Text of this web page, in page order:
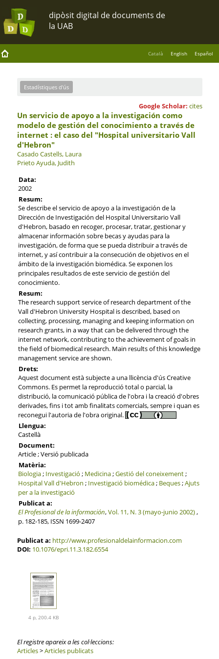
Català English Español
Estadístiques d'ús
Google Scholar: cites
Un servicio de apoyo a la investigación como
modelo de gestión del conocimiento a través de
internet : el caso del "Hospital universitario Vall
d'Hebron"
Casado Castells, Laura
Prieto Ayuda, Judith
Data:
2002
Resum:
Se describe el servicio de apoyo a la investigación de la
Dirección de Investigación del Hospital Universitario Vall
d'Hebron, basado en recoger, procesar, tratar, gestionar y
almacenar información sobre becas y ayudas para la
investigación, de forma que se pueda distribuir a través de
internet, y así contribuir a la consecución de objetivos en el
ámbito de la investigación biomédica. Se exponen los
principales resultados de este servicio de gestión del
conocimiento.
Resum:
The research support service of research department of the
Vall d'Hebron University Hospital is described, based on
collecting, processing, managing and keeping information on
research grants, in a way that can be delivered through the
internet network, contributing to the achievement of goals in
the field of biomedical research. Main results of this knowledge
management service are shown.
Drets:
Aquest document està subjecte a una llicència d'ús Creative
Commons. Es permet la reproducció total o parcial, la
distribució, la comunicació pública de l'obra i la creació d'obres
derivades, fins i tot amb finalitats comercials, sempre i quan es
reconegui l'autoria de l'obra original.
Llengua:
Castellà
Document:
Article ; Versió publicada
Matèria:
Biologia; Investigació ; Medicina;Gestió del coneixement;
Hospital Vall d'Hebron ; Investigació biomédica; Beques;Ajuts
per a la investigació
Publicat a:
El Profesional de la información,Vol. 11, N. 3 (mayo-junio 2002),
p. 182-185, ISSN 1699-2407
Publicat a: http://www.profesionaldelainformacion.com
DOI: 10.1076/epri.11.3.182.6554
4 p, 200.4 KB
El registre apareix a les col·leccions:
Articles>Articles publicats